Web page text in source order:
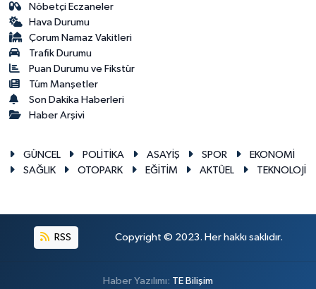
Nöbetçi Eczaneler
Hava Durumu
Çorum Namaz Vakitleri
Trafik Durumu
Puan Durumu ve Fikstür
Tüm Manşetler
Son Dakika Haberleri
Haber Arşivi
GÜNCEL POLİTİKA ASAYİŞ SPOR
EKONOMİ
SAĞLIK
OTOPARK EĞİTİM AKTÜEL TEKNOLOJİ
RSS Copyright © 2023. Her hakkı saklıdır.
Haber Yazılımı: TE Bilişim